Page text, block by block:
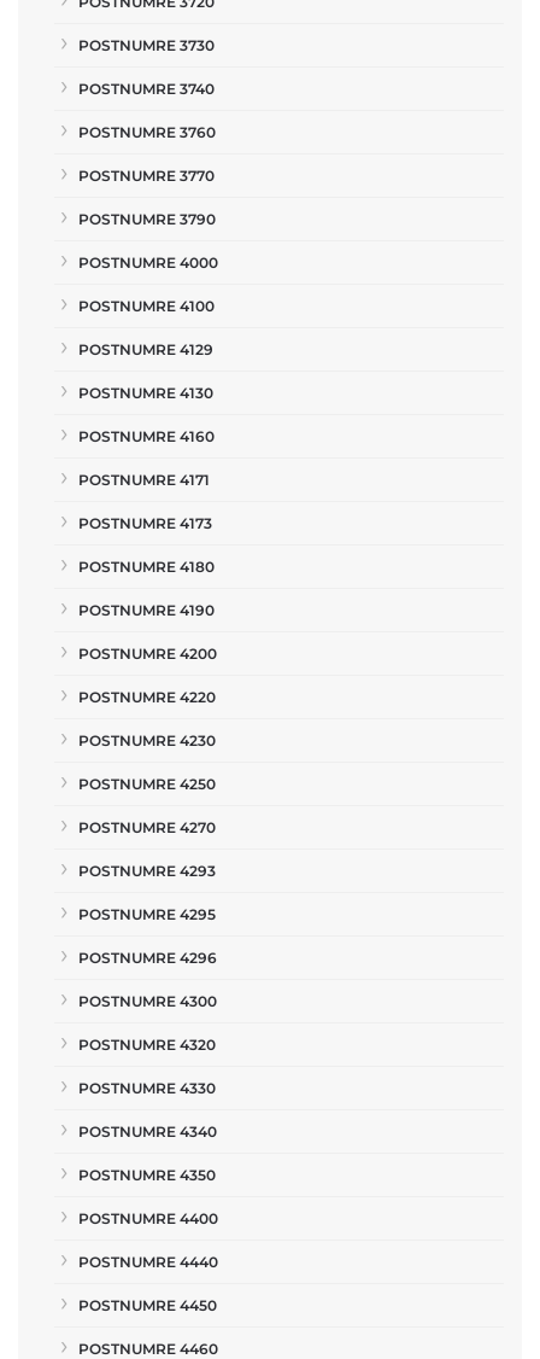
POSTNUMRE 3730
POSTNUMRE 3740
POSTNUMRE 3760
POSTNUMRE 3770
POSTNUMRE 3790
POSTNUMRE 4000
POSTNUMRE 4100
POSTNUMRE 4129
POSTNUMRE 4130
POSTNUMRE 4160
POSTNUMRE 4171
POSTNUMRE 4173
POSTNUMRE 4180
POSTNUMRE 4190
POSTNUMRE 4200
POSTNUMRE 4220
POSTNUMRE 4230
POSTNUMRE 4250
POSTNUMRE 4270
POSTNUMRE 4293
POSTNUMRE 4295
POSTNUMRE 4296
POSTNUMRE 4300
POSTNUMRE 4320
POSTNUMRE 4330
POSTNUMRE 4340
POSTNUMRE 4350
POSTNUMRE 4400
POSTNUMRE 4440
POSTNUMRE 4450
POSTNUMRE 4460